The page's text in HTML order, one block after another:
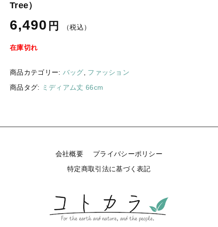
Tree）
6,490 円 （税込）
在庫切れ
商品カテゴリー: バッグ, ファッション
商品タグ: ミディアム丈 66cm
会社概要
プライバシーポリシー
特定商取引法に基づく表記
新着商品
セール
お知らせ